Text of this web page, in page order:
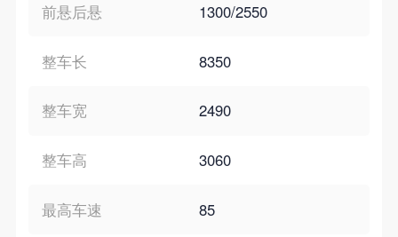
前悬后悬 1300/2550
整车长 8350
整车宽 2490
整车高 3060
最高车速 85